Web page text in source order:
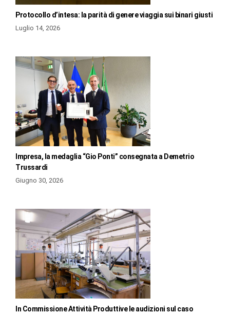
Protocollo d’intesa: la parità di genere viaggia sui binari giusti
Luglio 14, 2026
Impresa, la medaglia “Gio Ponti” consegnata a Demetrio
Trussardi
Giugno 30, 2026
In Commissione Attività Produttive le audizioni sul caso